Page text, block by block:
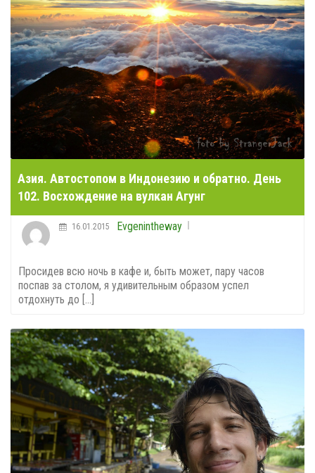
Азия. Автостопом в Индонезию и обратно. День
102. Восхождение на вулкан Агунг
Evgenintheway
16.01.2015
Просидев всю ночь в кафе и, быть может, пару часов
поспав за столом, я удивительным образом успел
отдохнуть до [...]